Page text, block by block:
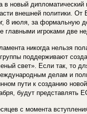
в новый
внешней политики. От
8 июля, за формальную
главными игроками две
никогда нельзя
поддерживают
свет». Если так, то
делам и
пути к созданию
будут представлять
с момента